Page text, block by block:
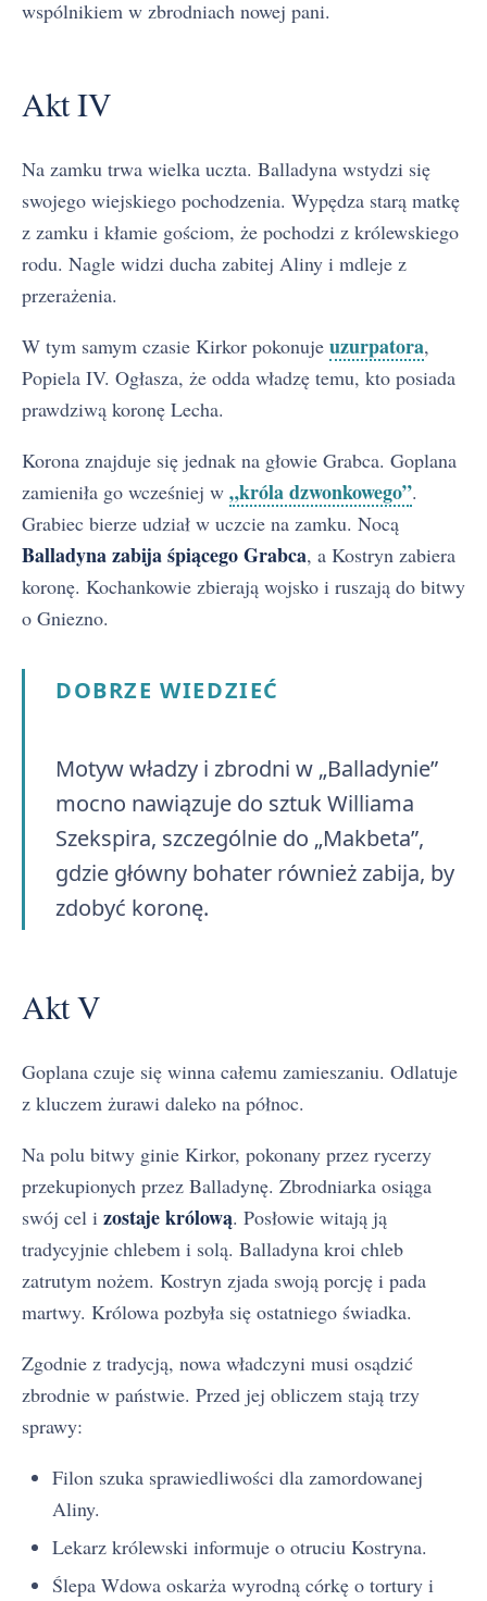
wspólnikiem w zbrodniach nowej pani.
Akt IV
Na zamku trwa wielka uczta. Balladyna wstydzi się
swojego wiejskiego pochodzenia. Wypędza starą matkę
z zamku i kłamie gościom, że pochodzi z królewskiego
rodu. Nagle widzi ducha zabitej Aliny i mdleje z
przerażenia.
W tym samym czasie Kirkor pokonuje uzurpatora,
Popiela IV. Ogłasza, że odda władzę temu, kto posiada
prawdziwą koronę Lecha.
Korona znajduje się jednak na głowie Grabca. Goplana
zamieniła go wcześniej w „króla dzwonkowego”.
Grabiec bierze udział w uczcie na zamku. Nocą
Balladyna zabija śpiącego Grabca, a Kostryn zabiera
koronę. Kochankowie zbierają wojsko i ruszają do bitwy
o Gniezno.
DOBRZE WIEDZIEĆ
Motyw władzy i zbrodni w „Balladynie”
mocno nawiązuje do sztuk Williama
Szekspira, szczególnie do „Makbeta”,
gdzie główny bohater również zabija, by
zdobyć koronę.
Akt V
Goplana czuje się winna całemu zamieszaniu. Odlatuje
z kluczem żurawi daleko na północ.
Na polu bitwy ginie Kirkor, pokonany przez rycerzy
przekupionych przez Balladynę. Zbrodniarka osiąga
swój cel i zostaje królową. Posłowie witają ją
tradycyjnie chlebem i solą. Balladyna kroi chleb
zatrutym nożem. Kostryn zjada swoją porcję i pada
martwy. Królowa pozbyła się ostatniego świadka.
Zgodnie z tradycją, nowa władczyni musi osądzić
zbrodnie w państwie. Przed jej obliczem stają trzy
sprawy:
Filon szuka sprawiedliwości dla zamordowanej
Aliny.
Lekarz królewski informuje o otruciu Kostryna.
Ślepa Wdowa oskarża wyrodną córkę o tortury i